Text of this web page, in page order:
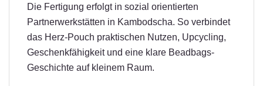
Die Fertigung erfolgt in sozial orientierten
Partnerwerkstätten in Kambodscha. So verbindet
das Herz-Pouch praktischen Nutzen, Upcycling,
Geschenkfähigkeit und eine klare Beadbags-
Geschichte auf kleinem Raum.